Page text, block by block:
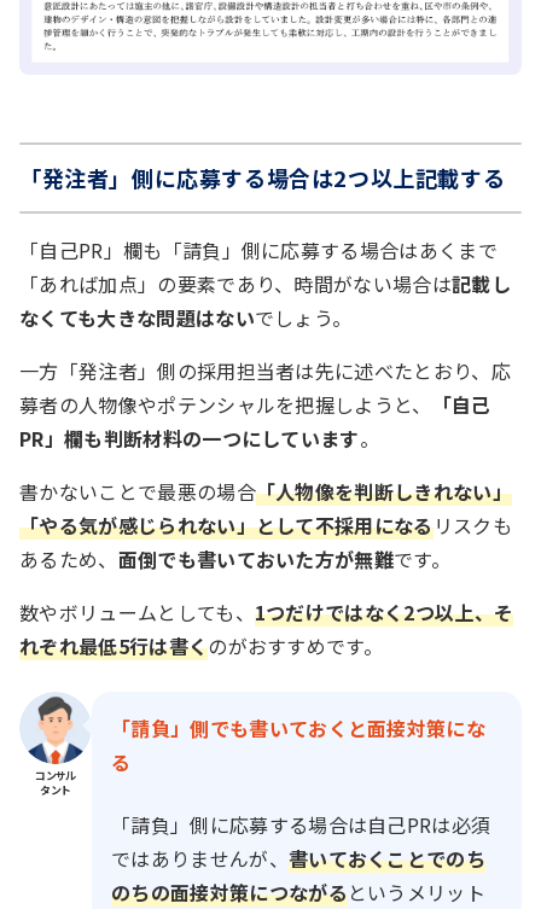
「発注者」側に応募する場合は2つ以上記載する
「自己PR」欄も「請負」側に応募する場合はあくまで
「あれば加点」の要素であり、時間がない場合は記載し
なくても大きな問題はないでしょう。
一方「発注者」側の採用担当者は先に述べたとおり、応
募者の人物像やポテンシャルを把握しようと、
「自己
PR」欄も判断材料の一つにしています。
書かないことで最悪の場合「人物像を判断しきれない」
「やる気が感じられない」として不採用になるリスクも
あるため、 面倒でも書いておいた方が無難です。
数やボリュームとしても、 1つだけではなく2つ以上、そ
れぞれ最低5行は書くのがおすすめです。
コンサル
タント
「請負」側でも書いておくと面接対策にな
る
「請負」側に応募する場合は自己PRは必須
ではありませんが、 書いておくことでのち
のちの面接対策につながるというメリット